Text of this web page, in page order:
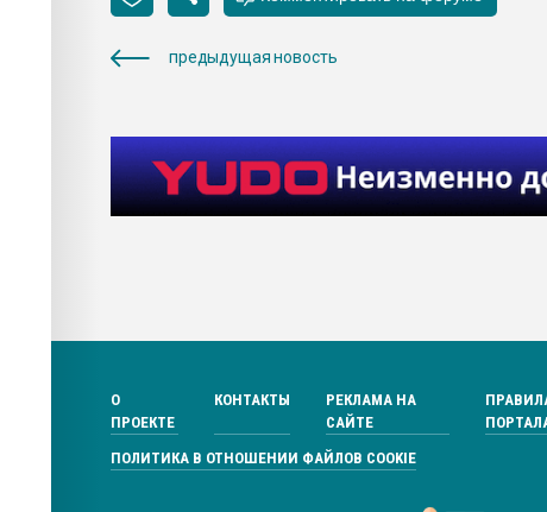
предыдущая новость
О
ПРОЕКТЕ
КОНТАКТЫ
РЕКЛАМА НА
САЙТЕ
ПОЛИТИКА В ОТНОШЕНИИ ФАЙЛОВ COOKIE